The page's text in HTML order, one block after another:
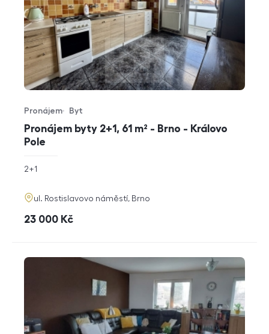
Pronájem byty 2+1, 61 m² - Brno - Královo
Pole
Typ nabídky
Pronájem
Typ nemovitosti
Byt
rozměry
dispozice
2+1
adresa
ul. Rostislavovo náměstí, Brno
cena
23 000 Kč